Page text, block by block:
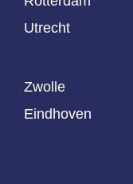
Utrecht
Zwolle
Eindhoven